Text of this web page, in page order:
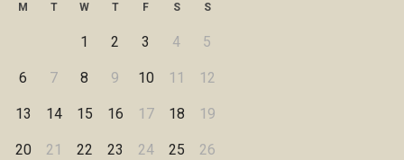
M T W T F S S
1 2 3 4 5
6 7 8 9 10 11 12
13 14 15 16 17 18 19
20 21 22 23 24 25 26